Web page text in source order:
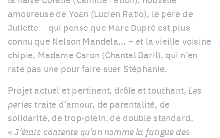
amoureuse de Yoan (Lucien Ratio), le père de
Juliette – qui pense que Marc Dupré est plus
connu que Nelson Mandela... – et la vieille voisine
chipie, Madame Caron (Chantal Baril), qui n’en
rate pas une pour faire suer Stéphanie.
Projet actuel et pertinent, drôle et touchant, Les
perlestraite d’amour, de parentalité, de
solidarité, de trop-plein, de double standard.
«J’étais contente qu’on nomme la fatigue des